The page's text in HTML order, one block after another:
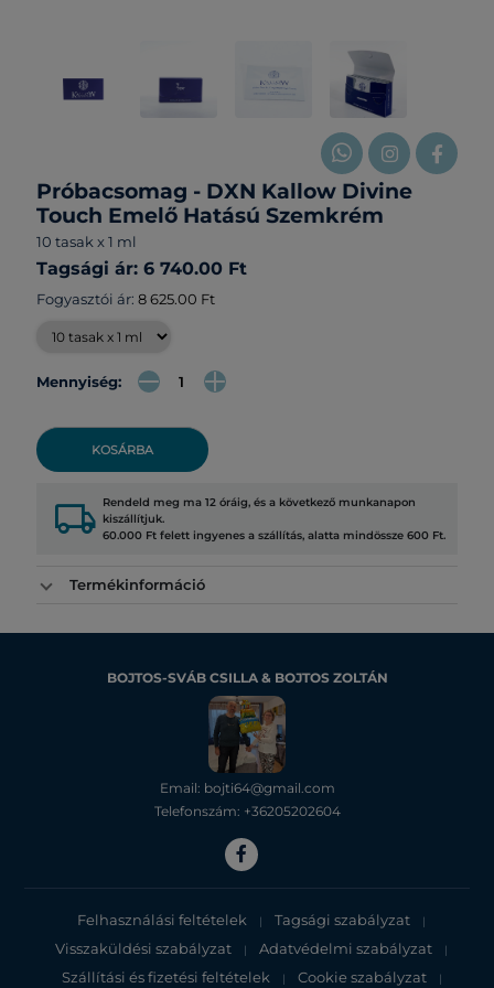
Próbacsomag - DXN Kallow Divine
Touch Emelő Hatású Szemkrém
10 tasak x 1 ml
Tagsági ár: 6 740.00 Ft
Fogyasztói ár: 8 625.00 Ft
Mennyiség:
KOSÁRBA
local_shipping Rendeld meg ma 12 óráig, és a következő munkanapon
kiszállítjuk.
60.000 Ft felett ingyenes a szállítás, alatta mindössze 600 Ft.
Termékinformáció
BOJTOS-SVÁB CSILLA & BOJTOS ZOLTÁN
Email: bojti64@gmail.com
Telefonszám: +36205202604
Felhasználási feltételek | Tagsági szabályzat |
Visszaküldési szabályzat | Adatvédelmi szabályzat |
Szállítási és fizetési feltételek | Cookie szabályzat |